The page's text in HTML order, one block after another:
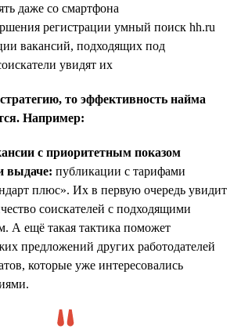
даже со смартфона
регистрации умный поиск hh.ru
вакансий, подходящих под
увидят их
то эффективность найма
Например:
с приоритетным показом
выдаче: публикации с тарифами
плюс». Их в первую очередь увидит
соискателей с подходящими
А ещё такая тактика поможет
предложений других работодателей
которые уже интересовались